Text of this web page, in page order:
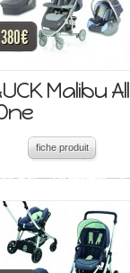
Malibu All
fiche produit